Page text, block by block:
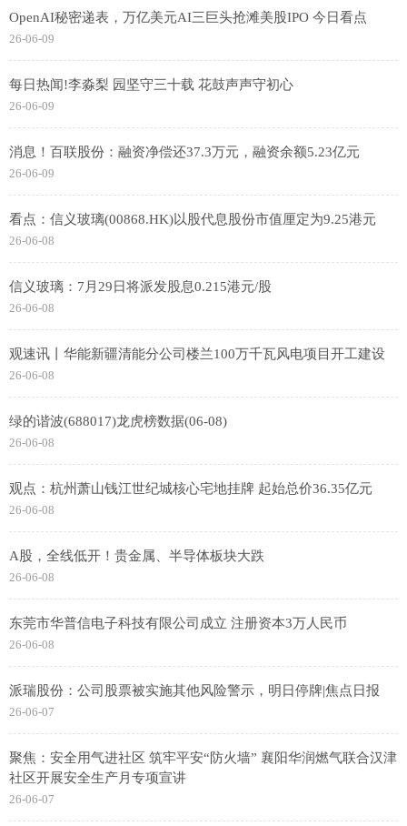
OpenAI秘密递表，万亿美元AI三巨头抢滩美股IPO 今日看点
26-06-09
每日热闻!李淼梨 园坚守三十载 花鼓声声守初心
26-06-09
消息！百联股份：融资净偿还37.3万元，融资余额5.23亿元
26-06-09
看点：信义玻璃(00868.HK)以股代息股份市值厘定为9.25港元
26-06-08
信义玻璃：7月29日将派发股息0.215港元/股
26-06-08
观速讯丨华能新疆清能分公司楼兰100万千瓦风电项目开工建设
26-06-08
绿的谐波(688017)龙虎榜数据(06-08)
26-06-08
观点：杭州萧山钱江世纪城核心宅地挂牌 起始总价36.35亿元
26-06-08
A股，全线低开！贵金属、半导体板块大跌
26-06-08
东莞市华普信电子科技有限公司成立 注册资本3万人民币
26-06-08
派瑞股份：公司股票被实施其他风险警示，明日停牌|焦点日报
26-06-07
聚焦：安全用气进社区 筑牢平安“防火墙” 襄阳华润燃气联合汉津
社区开展安全生产月专项宣讲
26-06-07